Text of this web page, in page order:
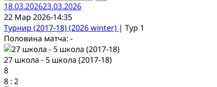
18.03.202623.03.2026
22 Мар 2026-14:35
Турнир (2017-18) (2026 winter) | Тур 1
Половина матча: -
27 школа - 5 школа (2017-18)
8
8 : 2